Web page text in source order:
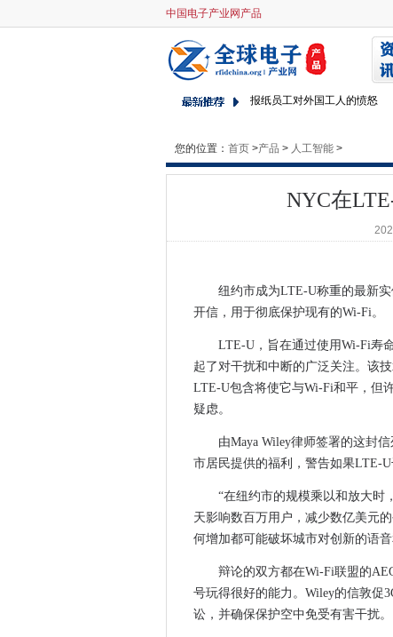
中国电子产业网产品
NYC在LTE-U中的开放信中的
ImageMagick Library中的临
美国房子禁止雅虎邮件，谷
报纸员工对外国工人的愤怒
MWC 2017：AlteCE与思科，
当你开过星球大战和着名艺
思科说，网络支出仍然受到
调查发现，存储失败了商业作
卡塔尔国家银行声称，黑客发
美国学院承认将28,000美元的
Microsoft Overhauls
NVIDIA主要淡化谷歌的AI芯
House Gop寻求签证欺诈软
新的Microsoft Beta让工人在
英特尔希望用Type-C连接器
Facebook的计划破坏蜂窝蜂
CIO采访：Ian Turfrey，英国
Lloyds银行数字银行问题行业
您的位置： 首页 >产品 > 人工智能 >
NYC在
纽约市成为LTE-U称重的最新
开信，用于彻底保护现有的Wi-Fi。
LTE-U，旨在通过使用Wi-Fi寿
起了对干扰和中断的广泛关注。该
LTE-U包含将使它与Wi-Fi和平，但
疑虑。
由Maya Wiley律师签署的这封
市居民提供的福利，警告如果LTE-
“在纽约市的规模乘以和放大时
天影响数百万用户，减少数亿美元
何增加都可能破坏城市对创新的语
辩论的双方都在Wi-Fi联盟的
号玩得很好的能力。Wiley的信敦促
讼，并确保保护空中免受有害干扰。